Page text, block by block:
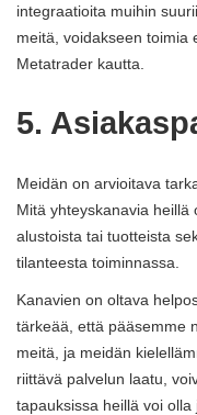
integraatioita muihin
meitä, voidakseen toimia
Metatrader kautta.
5.
Meidän on arvioitava
Mitä yhteyskanavia heillä
alustoista tai tuotteista
tilanteesta toiminnassa.
Kanavien on oltava
tärkeää, että pääsemme
meitä, ja meidän
riittävä palvelun laatu,
tapauksissa heillä voi olla